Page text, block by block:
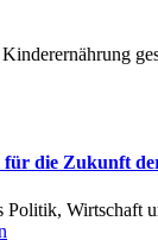
für die Zukunft
Politik,